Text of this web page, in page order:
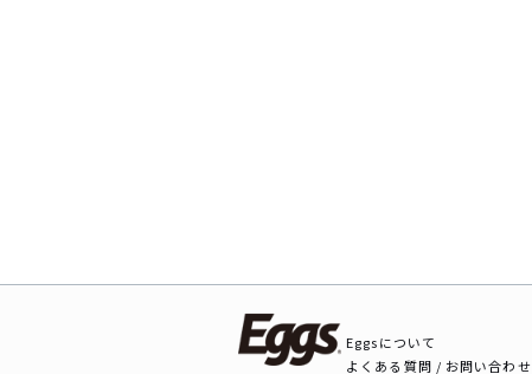
Eggsについて
よくある質問 / お問い合わせ